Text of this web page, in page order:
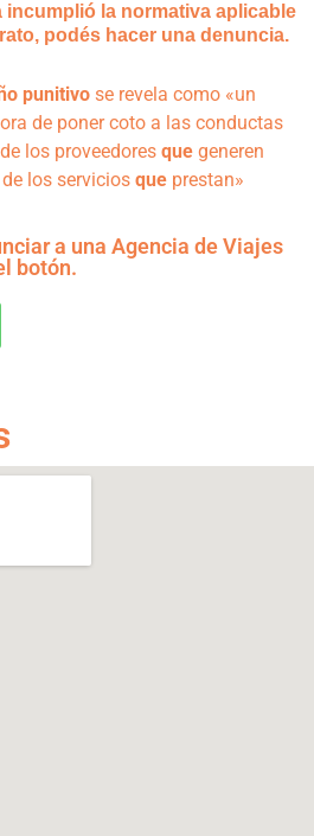
incumplió la normativa aplicable
podés hacer una denuncia.
punitivo se revela como «un
de poner coto a las conductas
los proveedores que generen
los servicios que prestan»
a una Agencia de Viajes
botón.